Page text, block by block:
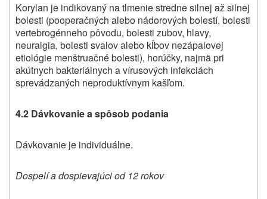
Korylan je indikovaný na tlmenie stredne silnej až silnej
bolesti (pooperačných alebo nádorových bolestí, bolesti
vertebrogénneho pôvodu, bolesti zubov, hlavy,
neuralgia, bolesti svalov alebo kĺbov nezápalovej
etiológie menštruačné bolesti), horúčky, najmä pri
akútnych bakteriálnych a vírusových infekciách
sprevádzaných neproduktívnym kašľom.
4.2 Dávkovanie a spôsob podania
Dávkovanie je individuálne.
Dospelí a dospievajúci od 12 rokov